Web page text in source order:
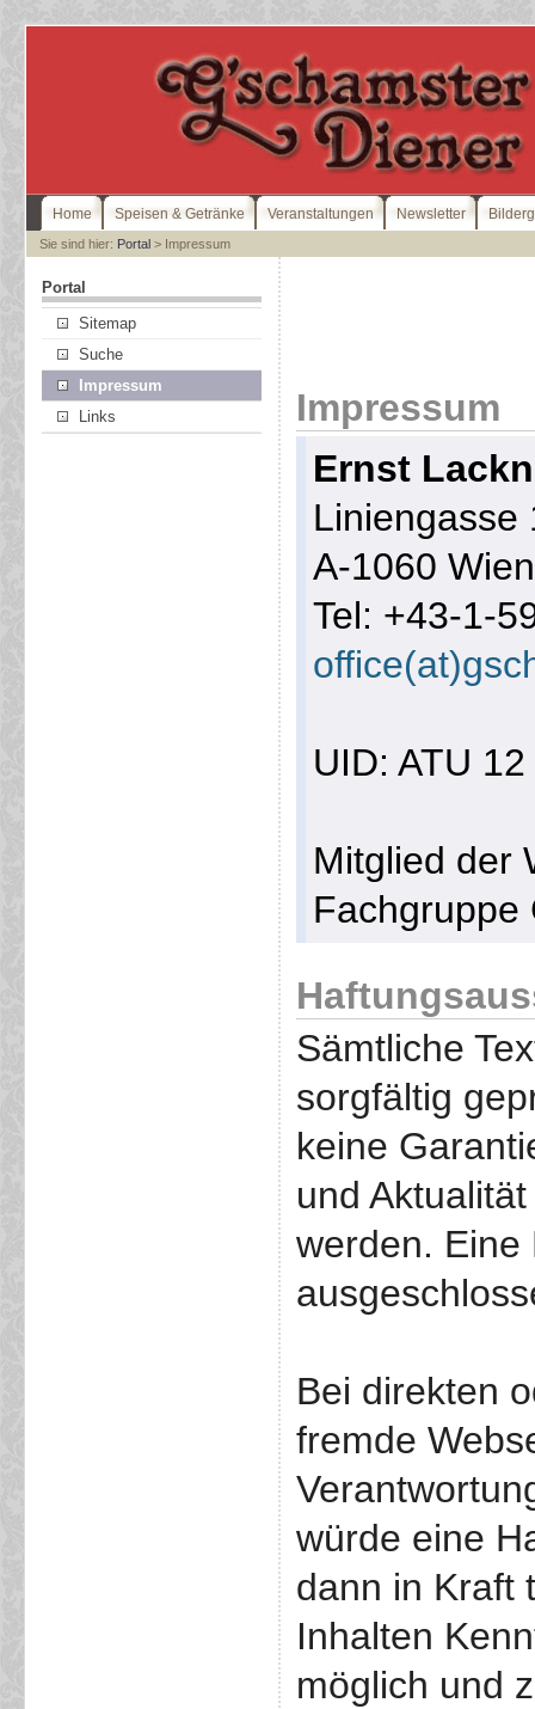
Home Speisen & Getränke Veranstaltungen Newsletter
Sie sind hier: Portal > Impressum
Portal
Sitemap
Suche
Impressum
Links
Impressum
Ernst
Liniengasse
A-1060 Wien
Tel: +43-1-
UID: ATU
Mitglied der
Fachgruppe
Sämtliche
sorgfältig
keine
und
werden. Eine
Bei direkten
fremde
würde eine
dann in Kraft
Inhalten
möglich und